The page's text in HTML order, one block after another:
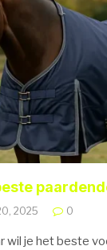
2025 0
wil je het beste